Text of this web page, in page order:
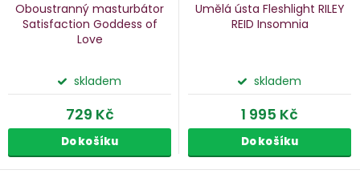
Oboustranný masturbátor
Satisfaction Goddess of
Love
skladem
729 Kč
Do košíku
Umělá ústa Fleshlight RILEY
REID Insomnia
skladem
1 995 Kč
Do košíku